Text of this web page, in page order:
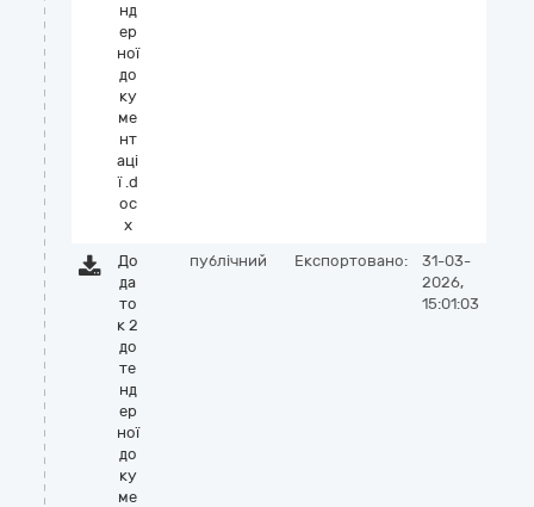
нд
ер
ної
до
ку
ме
нт
аці
ї .d
oc
x
До
да
то
к 2
до
те
нд
ер
ної
до
ку
ме
публічний Експортовано:
31-03-
2026,
15:01:03